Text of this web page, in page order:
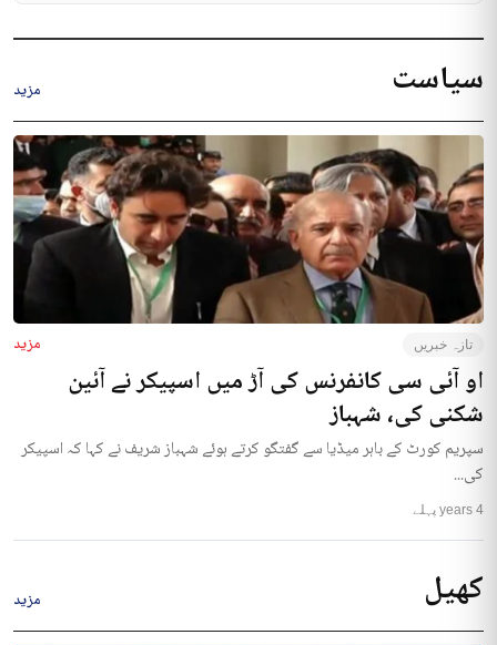
سیاست مزید
تازہ خبریں مزید
او آئی سی کانفرنس کی آڑ میں اسپیکر نے آئین
شکنی کی، شہباز
سپریم کورٹ کے باہر میڈیا سے گفتگو کرتے ہوئے شہباز شریف نے کہا کہ اسپیکر
کی...
4 years پہلے
کھیل مزید